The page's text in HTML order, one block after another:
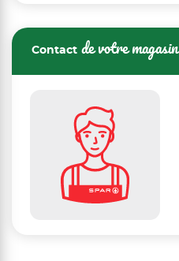
Contact de votre magasin